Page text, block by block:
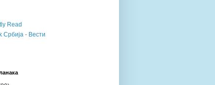
Read
Србија - Вести